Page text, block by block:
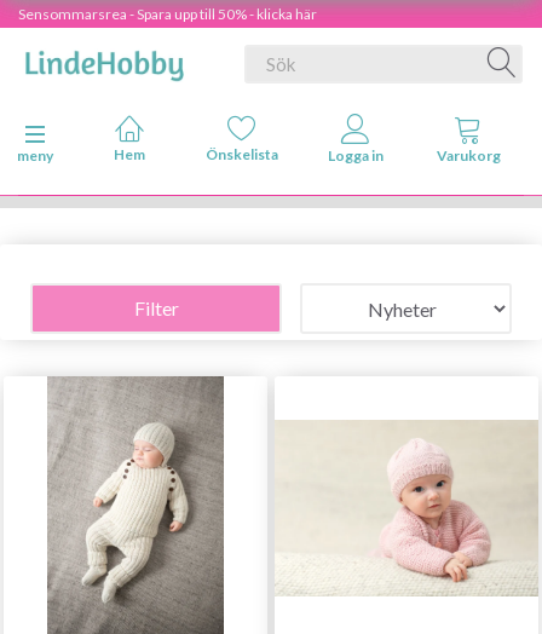
Sensommarsrea - Spara upp till 50% - klicka här
Ändra navigering
meny
Filter